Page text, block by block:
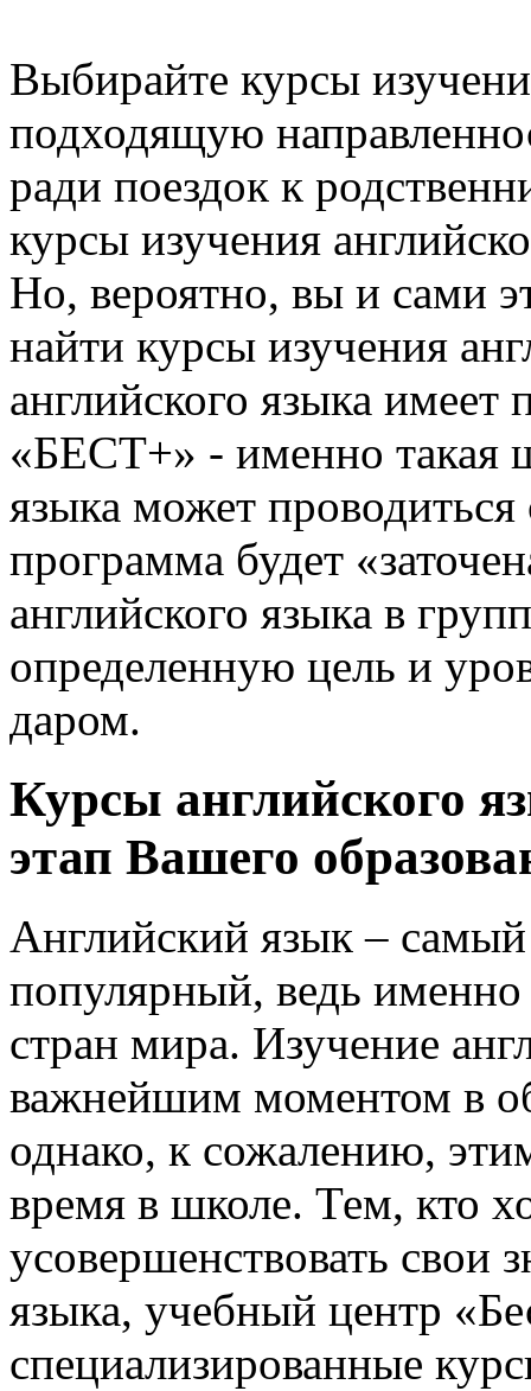
Выбирайте курсы
подходящую
ради поездок к
курсы изучения
Но, вероятно, вы и сами
найти курсы изучения
английского языка имеет
«БЕСТ+» - именно такая
языка может
программа будет
английского языка в
определенную цель и
даром.
Курсы английского
этап Вашего
Английский язык –
популярный, ведь
стран мира. Изучение
важнейшим моментом в
однако, к сожалению,
время в школе. Тем, кто
усовершенствовать свои
языка, учебный центр
специализированные